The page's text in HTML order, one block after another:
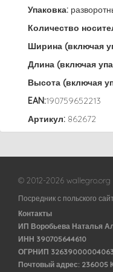
Упаковка:
Количество
Ширина (включая
Длина (включая
Высота (включая
EAN:190759652213
Артикул: 862672
© 2012-2026 wallegro.org
Посредник с польского
Контакты
ИП Воробьева Наталья
ИНН 390705644610
ОГРНИП
Почтовый адрес: 236005